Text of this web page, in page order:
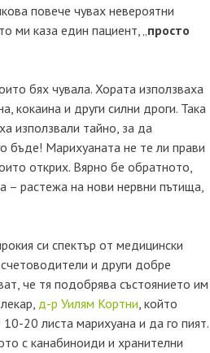
повече чувах невероятни
ми каза един пациент, „просто
бях чувала. Хората използваха
кокаина и други силни дроги. Така
използвали тайно, за да
бъде! Марихуаната не те ли прави
открих. Вярно бе обратното,
– растежа на нови нервни пътища,
си спектър от медицински
и други добре
че тя подобрява състоянието им
д-р Уилям Кортни, който
20 листа марихуана и да го пият.
с канабиноиди и хранителни